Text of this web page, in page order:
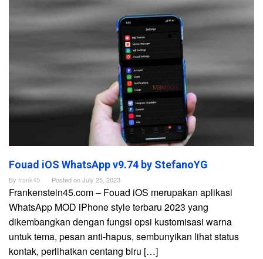
Frankenstein45.Com
Fouad iOS WhatsApp v9.74 by StefanoYG
By frank45 Posted onJuly 25, 2023
Frankenstein45.com – Fouad iOS merupakan aplikasi
WhatsApp MOD iPhone style terbaru 2023 yang
dikembangkan dengan fungsi opsi kustomisasi warna
untuk tema, pesan anti-hapus, sembunyikan lihat status
kontak, perlihatkan centang biru […]